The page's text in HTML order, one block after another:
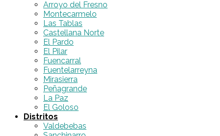
Arroyo del Fresno
Montecarmelo
Las Tablas
Castellana Norte
El Pardo
El Pilar
Fuencarral
Fuentelarreyna
Mirasierra
Peñagrande
La Paz
El Goloso
Distritos
Valdebebas